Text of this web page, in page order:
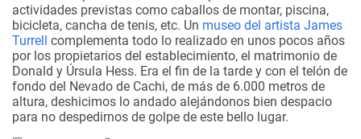
actividades previstas como caballos de montar, piscina,
bicicleta, cancha de tenis, etc. Un museo del artista James
Turrell complementa todo lo realizado en unos pocos años
por los propietarios del establecimiento, el matrimonio de
Donald y Úrsula Hess. Era el fin de la tarde y con el telón de
fondo del Nevado de Cachi, de más de 6.000 metros de
altura, deshicimos lo andado alejándonos bien despacio
para no despedirnos de golpe de este bello lugar.